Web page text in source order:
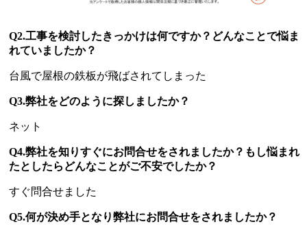
Q2.工事を検討したきっかけは何ですか？どんなことで悩ま
れていましたか？
台風で屋根の鉄板が飛ばされてしまった
Q3.弊社をどのように探しましたか？
ネット
Q4.弊社を知りすぐにお問合せをされましたか？もし悩まれ
たとしたらどんなことがご不安でしたか？
すぐ問合せました
Q5.何が決め手となり弊社にお問合せをされましたか？